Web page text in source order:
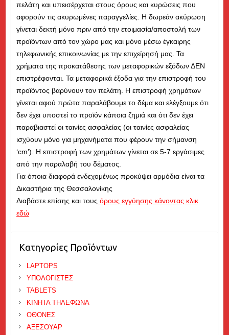
πελάτη και υπεισέρχεται στους όρους και κυρώσεις που
αφορούν τις ακυρωμένες παραγγελίες. Η δωρεάν ακύρωση
γίνεται δεκτή μόνο πριν από την ετοιμασία/αποστολή των
προϊόντων από τον χώρο μας και μόνο μέσω έγκαιρης
τηλεφωνικής επικοινωνίας με την επιχείρησή μας. Τα
χρήματα της προκατάθεσης των μεταφορικών εξόδων ΔΕΝ
επιστρέφονται. Τα μεταφορικά έξοδα για την επιστροφή του
προϊόντος βαρύνουν τον πελάτη. Η επιστροφή χρημάτων
γίνεται αφού πρώτα παραλάβουμε το δέμα και ελέγξουμε ότι
δεν έχει υποστεί το προϊόν κάποια ζημιά και ότι δεν έχει
παραβιαστεί οι ταινίες ασφαλείας (οι ταινίες ασφαλείας
ισχύουν μόνο για μηχανήματα που φέρουν την σήμανση
‘cm’). Η επιστροφή των χρημάτων γίνεται σε 5-7 εργάσιμες
από την παραλαβή του δέματος.
Για όποια διαφορά ενδεχομένως προκύψει αρμόδια είναι τα
Δικαστήρια της Θεσσαλονίκης
Διαβάστε επίσης και τους όρους εγγύησης κάνοντας κλικ
εδώ
Κατηγορίες Προϊόντων
LAPTOPS
ΥΠΟΛΟΓΙΣΤΕΣ
TABLETS
ΚΙΝΗΤΑ ΤΗΛΕΦΩΝΑ
ΟΘΟΝΕΣ
ΑΞΕΣΟΥΑΡ